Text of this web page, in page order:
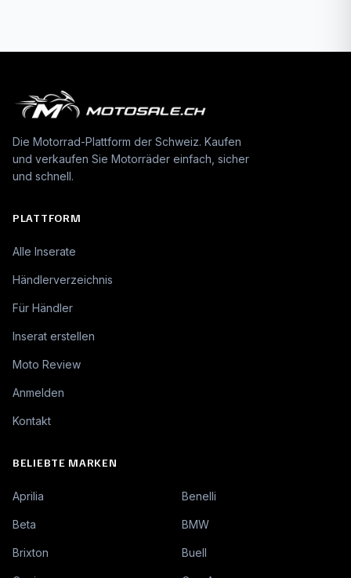
Die Motorrad-Plattform der Schweiz. Kaufen
und verkaufen Sie Motorräder einfach, sicher
und schnell.
PLATTFORM
Alle Inserate
Händlerverzeichnis
Für Händler
Inserat erstellen
Moto Review
Anmelden
Kontakt
BELIEBTE MARKEN
Aprilia Benelli
Beta BMW
Brixton Buell